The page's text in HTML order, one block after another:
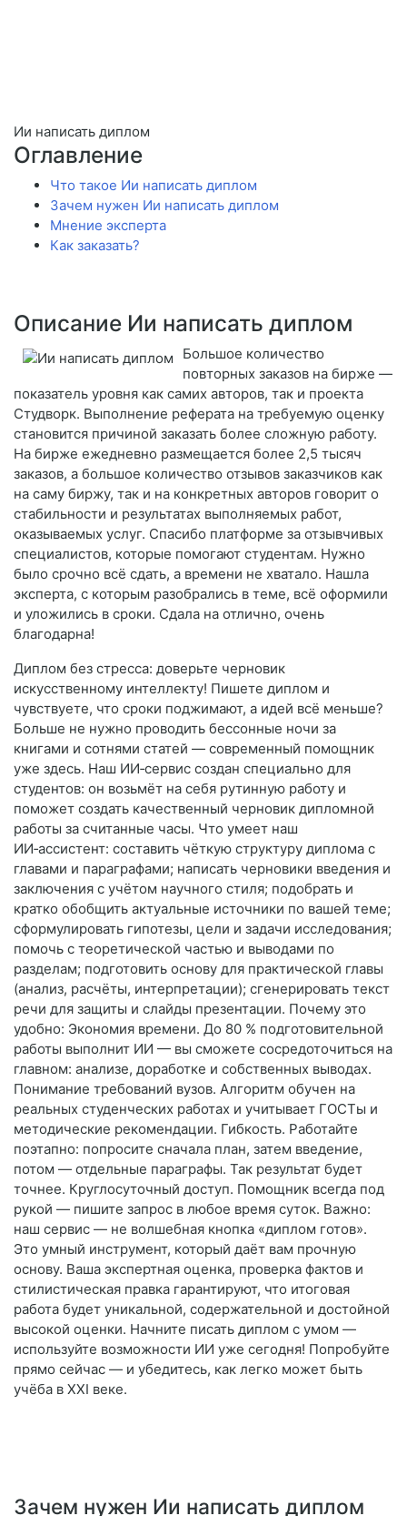
Ии написать диплом
Оглавление
Что такое Ии написать диплом
Зачем нужен Ии написать диплом
Мнение эксперта
Как заказать?
Описание Ии написать диплом
Большое количество
повторных заказов на бирже —
показатель уровня как самих авторов, так и проекта
Студворк. Выполнение реферата на требуемую оценку
становится причиной заказать более сложную работу.
На бирже ежедневно размещается более 2,5 тысяч
заказов, а большое количество отзывов заказчиков как
на саму биржу, так и на конкретных авторов говорит о
стабильности и результатах выполняемых работ,
оказываемых услуг. Спасибо платформе за отзывчивых
специалистов, которые помогают студентам. Нужно
было срочно всё сдать, а времени не хватало. Нашла
эксперта, с которым разобрались в теме, всё оформили
и уложились в сроки. Сдала на отлично, очень
благодарна!
Диплом без стресса: доверьте черновик
искусственному интеллекту! Пишете диплом и
чувствуете, что сроки поджимают, а идей всё меньше?
Больше не нужно проводить бессонные ночи за
книгами и сотнями статей — современный помощник
уже здесь. Наш ИИ‑сервис создан специально для
студентов: он возьмёт на себя рутинную работу и
поможет создать качественный черновик дипломной
работы за считанные часы. Что умеет наш
ИИ‑ассистент: составить чёткую структуру диплома с
главами и параграфами; написать черновики введения и
заключения с учётом научного стиля; подобрать и
кратко обобщить актуальные источники по вашей теме;
сформулировать гипотезы, цели и задачи исследования;
помочь с теоретической частью и выводами по
разделам; подготовить основу для практической главы
(анализ, расчёты, интерпретации); сгенерировать текст
речи для защиты и слайды презентации. Почему это
удобно: Экономия времени. До 80 % подготовительной
работы выполнит ИИ — вы сможете сосредоточиться на
главном: анализе, доработке и собственных выводах.
Понимание требований вузов. Алгоритм обучен на
реальных студенческих работах и учитывает ГОСТы и
методические рекомендации. Гибкость. Работайте
поэтапно: попросите сначала план, затем введение,
потом — отдельные параграфы. Так результат будет
точнее. Круглосуточный доступ. Помощник всегда под
рукой — пишите запрос в любое время суток. Важно:
наш сервис — не волшебная кнопка «диплом готов».
Это умный инструмент, который даёт вам прочную
основу. Ваша экспертная оценка, проверка фактов и
стилистическая правка гарантируют, что итоговая
работа будет уникальной, содержательной и достойной
высокой оценки. Начните писать диплом с умом —
используйте возможности ИИ уже сегодня! Попробуйте
прямо сейчас — и убедитесь, как легко может быть
учёба в XXI веке.
Зачем нужен Ии написать диплом